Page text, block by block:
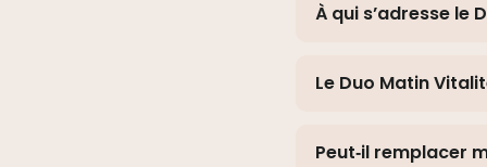
À qui s’adresse le
Le Duo Matin
Peut‑il remplacer